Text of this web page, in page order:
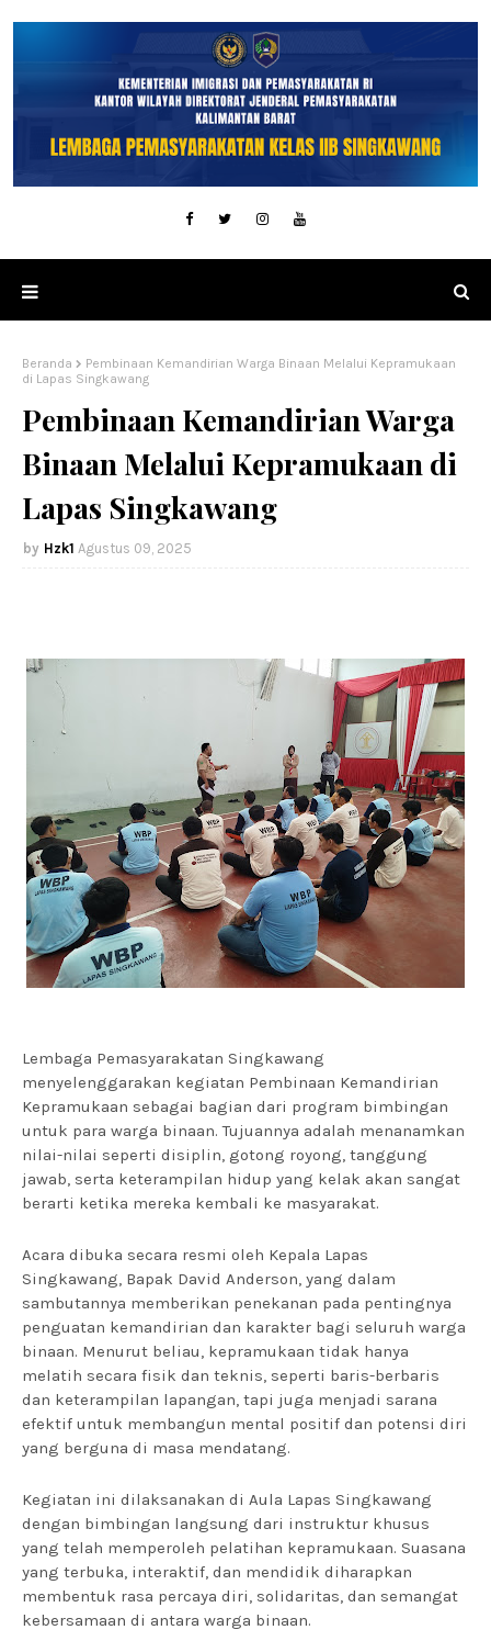
Beranda
Pembinaan Kemandirian Warga Binaan Melalui Kepramukaan
di Lapas Singkawang
Pembinaan Kemandirian Warga
Binaan Melalui Kepramukaan di
Lapas Singkawang
Hzk1 Agustus 09, 2025
Lembaga Pemasyarakatan Singkawang
menyelenggarakan kegiatan Pembinaan Kemandirian
Kepramukaan sebagai bagian dari program bimbingan
untuk para warga binaan. Tujuannya adalah menanamkan
nilai-nilai seperti disiplin, gotong royong, tanggung
jawab, serta keterampilan hidup yang kelak akan sangat
berarti ketika mereka kembali ke masyarakat.
Acara dibuka secara resmi oleh Kepala Lapas
Singkawang, Bapak David Anderson, yang dalam
sambutannya memberikan penekanan pada pentingnya
penguatan kemandirian dan karakter bagi seluruh warga
binaan. Menurut beliau, kepramukaan tidak hanya
melatih secara fisik dan teknis, seperti baris-berbaris
dan keterampilan lapangan, tapi juga menjadi sarana
efektif untuk membangun mental positif dan potensi diri
yang berguna di masa mendatang.
Kegiatan ini dilaksanakan di Aula Lapas Singkawang
dengan bimbingan langsung dari instruktur khusus
yang telah memperoleh pelatihan kepramukaan. Suasana
yang terbuka, interaktif, dan mendidik diharapkan
membentuk rasa percaya diri, solidaritas, dan semangat
kebersamaan di antara warga binaan.